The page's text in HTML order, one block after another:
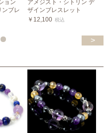
ョン
ンブレ
アメジスト・シトリン デ
ザインブレスレット
￥12,100 税込
>